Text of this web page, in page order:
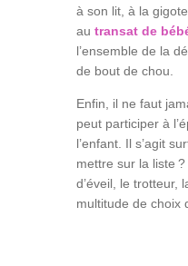
à son lit, à la
au transat de
l’ensemble de la
de bout de chou.
Enfin, il ne faut
peut participer à
l’enfant. Il s’agit
mettre sur la liste ?
d’éveil, le trotteur,
multitude de choix